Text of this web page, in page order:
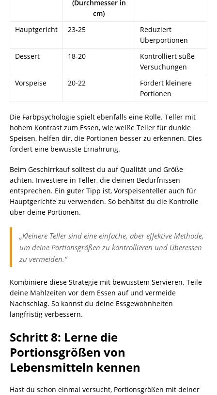
(Durchmesser in
cm)
Hauptgericht
23-25
Reduziert
Überportionen
Dessert
18-20
Kontrolliert süße
Versuchungen
Vorspeise
20-22
Fördert kleinere
Portionen
Die Farbpsychologie spielt ebenfalls eine Rolle. Teller mit
hohem Kontrast zum Essen, wie weiße Teller für dunkle
Speisen, helfen dir, die Portionen besser zu erkennen. Dies
fördert eine bewusste Ernährung.
Beim Geschirrkauf solltest du auf Qualität und Größe
achten. Investiere in Teller, die deinen Bedürfnissen
entsprechen. Ein guter Tipp ist, Vorspeisenteller auch für
Hauptgerichte zu verwenden. So behältst du die Kontrolle
über deine Portionen.
„Kleinere Teller sind eine einfache, aber effektive Methode,
um deine Portionsgrößen zu kontrollieren und Überessen
zu vermeiden.“
Kombiniere diese Strategie mit bewusstem Servieren. Teile
deine Mahlzeiten vor dem Essen auf und vermeide
Nachschlag. So kannst du deine Essgewohnheiten
langfristig verbessern.
Schritt 8: Lerne die
Portionsgrößen von
Lebensmitteln kennen
Hast du schon einmal versucht, Portionsgrößen mit deiner